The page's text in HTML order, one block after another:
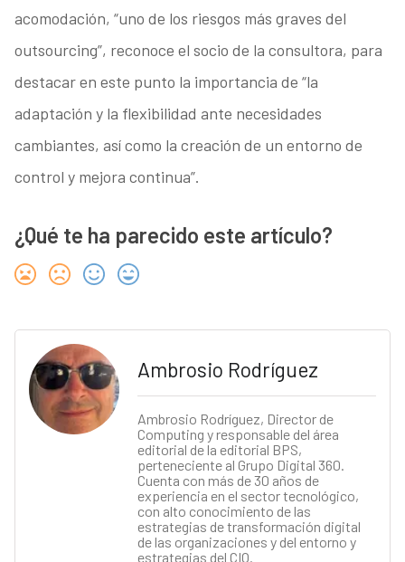
acomodación, “uno de los riesgos más graves del
outsourcing”, reconoce el socio de la consultora, para
destacar en este punto la importancia de “la
adaptación y la flexibilidad ante necesidades
cambiantes, así como la creación de un entorno de
control y mejora continua”.
¿Qué te ha parecido este artículo?
Ambrosio Rodríguez
Ambrosio Rodríguez, Director de
Computing y responsable del área
editorial de la editorial BPS,
perteneciente al Grupo Digital 360.
Cuenta con más de 30 años de
experiencia en el sector tecnológico,
con alto conocimiento de las
estrategias de transformación digital
de las organizaciones y del entorno y
estrategias del CIO.